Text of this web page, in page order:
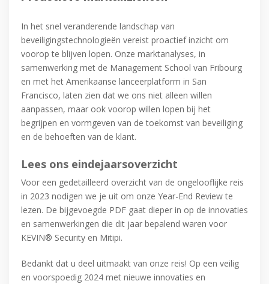
In het snel veranderende landschap van
beveiligingstechnologieën vereist proactief inzicht om
voorop te blijven lopen. Onze marktanalyses, in
samenwerking met de Management School van Fribourg
en met het Amerikaanse lanceerplatform in San
Francisco, laten zien dat we ons niet alleen willen
aanpassen, maar ook voorop willen lopen bij het
begrijpen en vormgeven van de toekomst van beveiliging
en de behoeften van de klant.
Lees ons eindejaarsoverzicht
Voor een gedetailleerd overzicht van de ongelooflijke reis
in 2023 nodigen we je uit om onze Year-End Review te
lezen. De bijgevoegde PDF gaat dieper in op de innovaties
en samenwerkingen die dit jaar bepalend waren voor
KEVIN® Security en Mitipi.
Bedankt dat u deel uitmaakt van onze reis! Op een veilig
en voorspoedig 2024 met nieuwe innovaties en